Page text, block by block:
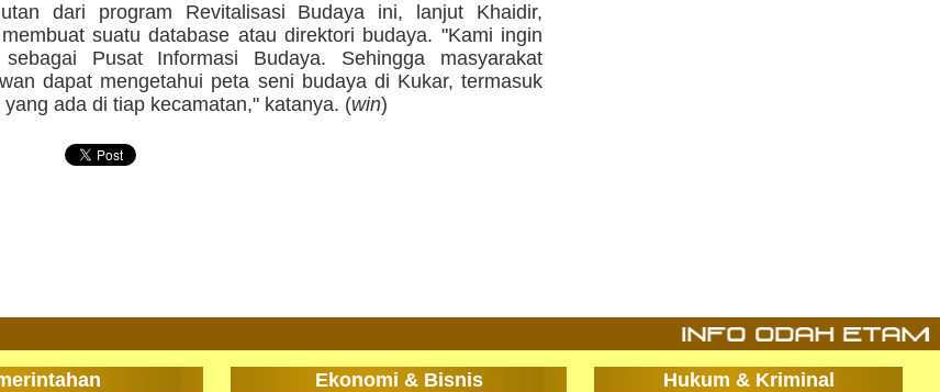
dari program Revitalisasi Budaya ini, lanjut Khaidir,
suatu database atau direktori budaya. "Kami ingin
Pusat Informasi Budaya. Sehingga masyarakat
dapat mengetahui peta seni budaya di Kukar, termasuk
ada di tiap kecamatan," katanya. (win)
Ekonomi & Bisnis Hukum & Kriminal